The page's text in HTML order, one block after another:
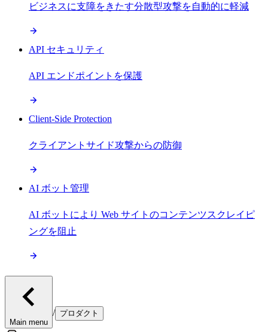
ビジネスに支障をきたす分散型攻撃を自動的に軽減
API セキュリティ
API エンドポイントを保護
Client-Side Protection
クライアントサイド攻撃からの防御
AI ボット管理
AI ボットにより Web サイトのコンテンツスクレイピ
ングを阻止
Main menu
/ プロダクト